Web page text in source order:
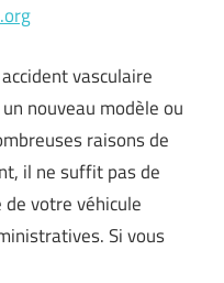
vasculaire
nouveau modèle ou
raisons de
il ne suffit pas de
votre véhicule
Si vous